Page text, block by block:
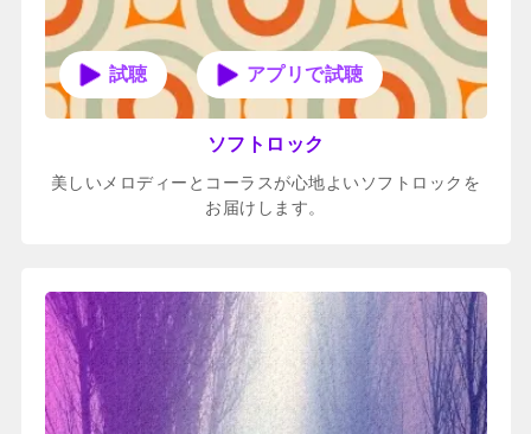
アプリで試聴
ソフトロック
美しいメロディーとコーラスが心地よいソフトロックを
お届けします。